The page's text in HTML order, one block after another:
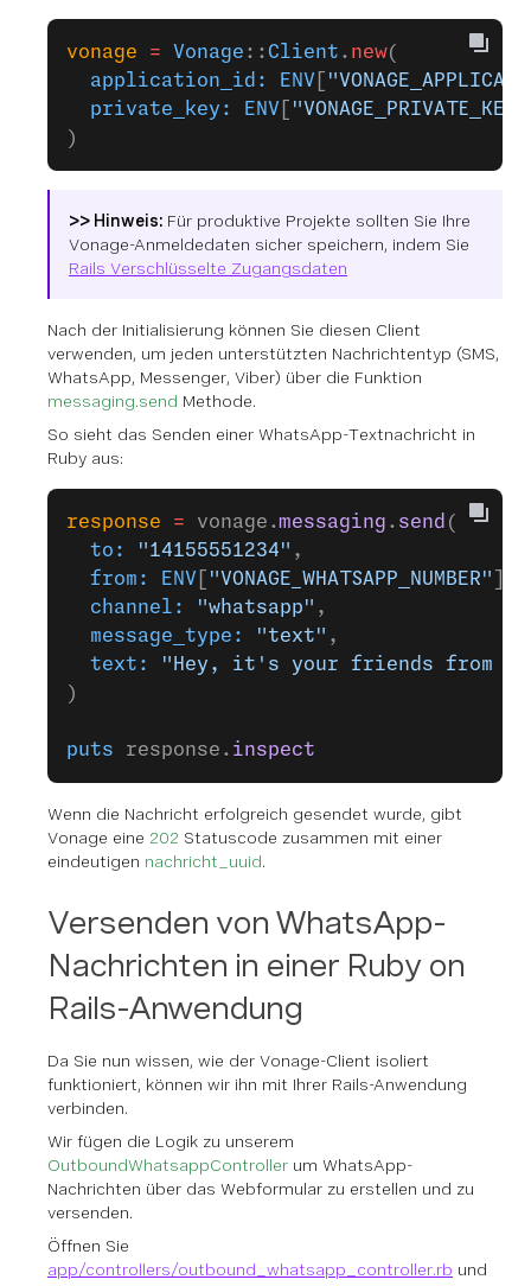
vonage = Vonage ::Client . new(
  application_id:
ENV
  private_key:
ENV "VONAGE_PRIVATE_KEY"
)
>> Hinweis: Für produktive Projekte sollten Sie Ihre
Vonage-Anmeldedaten sicher speichern, indem Sie
Rails Verschlüsselte Zugangsdaten
Nach der Initialisierung können Sie diesen Client
verwenden, um jeden unterstützten Nachrichtentyp (SMS,
WhatsApp, Messenger, Viber) über die Funktion
messaging.send Methode.
So sieht das Senden einer WhatsApp-Textnachricht in
Ruby aus:
response = vonage.messaging . send (
  to:
"14155551234" ,
  from:
ENV "VONAGE_WHATSAPP_NUMBER"
  channel:
"whatsapp" ,
  message_type:
"text" ,
  text:
"Hey, it's your friends from
)
puts response. inspect
Wenn die Nachricht erfolgreich gesendet wurde, gibt
Vonage eine 202 Statuscode zusammen mit einer
eindeutigen nachricht_uuid.
Versenden von WhatsApp-
Nachrichten in einer Ruby on
Rails-Anwendung
Da Sie nun wissen, wie der Vonage-Client isoliert
funktioniert, können wir ihn mit Ihrer Rails-Anwendung
verbinden.
Wir fügen die Logik zu unserem
OutboundWhatsappController um WhatsApp-
Nachrichten über das Webformular zu erstellen und zu
versenden.
Öffnen Sie
app/controllers/outbound_whatsapp_controller.rb und